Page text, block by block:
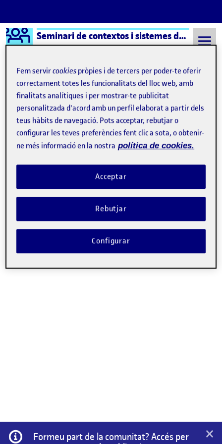
Saltar al contingut
Logo Ágora Seminari de contextos i sistemes de l´art
Semestre 20211 - Aula 1 Alexandra Granados Ferran
Alexandra Granados
Ferran
El Guernica com a proces social
Alexandra Granados Ferran
2. Analitzar una obra d'art des d'una perspectiva sociològica …
Informació
Formeu part de la comunitat? Accés per
×
Fem servircookies pròpies i de tercers per poder-te oferir
correctament totes les funcionalitats del lloc web, amb
finalitats analítiques i per mostrar-te publicitat
personalitzada d'acord amb un perfil elaborat a partir dels
teus hàbits de navegació. Pots acceptar, rebutjar o
configurar les teves preferències fent clic a sota, o obtenir-
ne més informació en la nostra política de cookies.
Rebutjar
Acceptar
Configurar